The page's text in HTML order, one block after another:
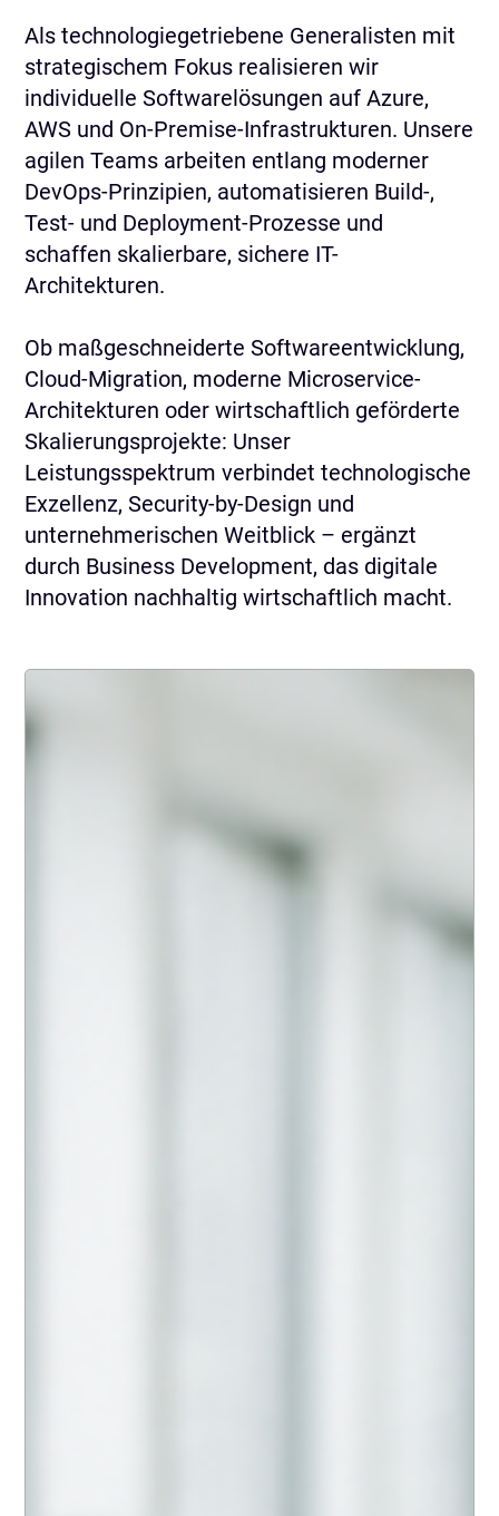
Als technologiegetriebene Generalisten mit
strategischem Fokus realisieren wir
individuelle Softwarelösungen auf Azure,
AWS und On-Premise-Infrastrukturen. Unsere
agilen Teams arbeiten entlang moderner
DevOps-Prinzipien, automatisieren Build-,
Test- und Deployment-Prozesse und
schaffen skalierbare, sichere IT-
Architekturen.
Ob maßgeschneiderte Softwareentwicklung,
Cloud-Migration, moderne Microservice-
Architekturen oder wirtschaftlich geförderte
Skalierungsprojekte: Unser
Leistungsspektrum verbindet technologische
Exzellenz, Security-by-Design und
unternehmerischen Weitblick – ergänzt
durch Business Development, das digitale
Innovation nachhaltig wirtschaftlich macht.